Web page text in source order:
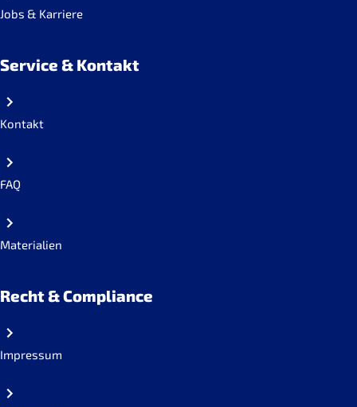
Jobs & Karriere
Service & Kontakt
Kontakt
FAQ
Materialien
Recht & Compliance
Impressum